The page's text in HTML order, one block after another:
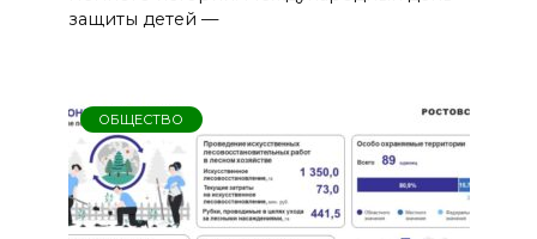
защиты детей —
ОБЩЕСТВО